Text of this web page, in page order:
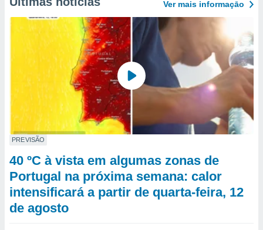
Ver mais informaçāo
PREVISÃO
40 ºC à vista em algumas zonas de
Portugal na próxima semana: calor
intensificará a partir de quarta-feira, 12
de agosto